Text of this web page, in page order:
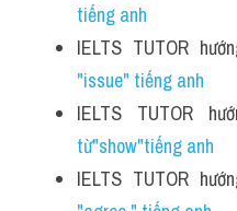
tiếng anh
IELTS TUTOR
"issue" tiếng anh
IELTS TUTOR
từ"show"tiếng anh
IELTS TUTOR